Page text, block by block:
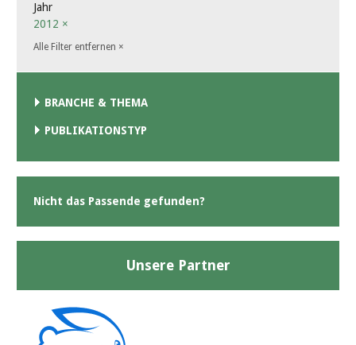
Jahr
2012 ×
Alle Filter entfernen ×
BRANCHE & THEMA
PUBLIKATIONSTYP
Nicht das Passende gefunden?
Unsere Partner